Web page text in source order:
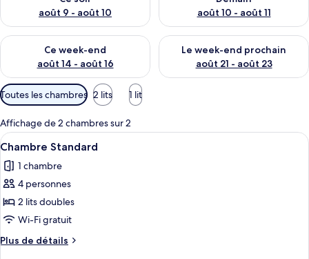
août 9 - août 10
août 10 - août 11
Ce week-end
août 14 - août 16
Vérifier la disponibilité pour ce week-end août 14 - août 16
Le week-end prochain
août 21 - août 23
Vérifier la disponibilité pour
Filtres
disponibles
pour
les
chambres
Toutes les chambres 2 lits 1 lit
Affichage de 2 chambres sur 2
Afficher
toutes
les
photos
pour
ce
type
de
Une chambre d’hôtel avec deux
23
Chambre Standard
1 chambre
4 personnes
2 lits doubles
Wi-Fi gratuit
Plus de détails
Plus